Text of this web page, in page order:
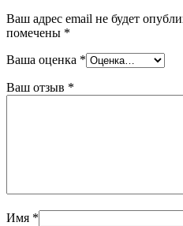
Ваш адрес email не будет
помечены *
Ваша оценка *
Ваш отзыв *
Имя *